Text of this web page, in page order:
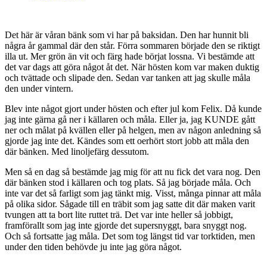
Det här är våran bänk som vi har på baksidan. Den har hunnit bli
några år gammal där den står. Förra sommaren började den se riktigt
illa ut. Mer grön än vit och färg hade börjat lossna. Vi bestämde att
det var dags att göra något åt det. När hösten kom var maken duktig
och tvättade och slipade den. Sedan var tanken att jag skulle måla
den under vintern.
Blev inte något gjort under hösten och efter jul kom Felix. Då kunde
jag inte gärna gå ner i källaren och måla. Eller ja, jag KUNDE gått
ner och målat på kvällen eller på helgen, men av någon anledning så
gjorde jag inte det. Kändes som ett oerhört stort jobb att måla den
där bänken. Med linoljefärg dessutom.
Men så en dag så bestämde jag mig för att nu fick det vara nog. Den
där bänken stod i källaren och tog plats. Så jag började måla. Och
inte var det så farligt som jag tänkt mig. Visst, många pinnar att måla
på olika sidor. Sågade till en träbit som jag satte dit där maken varit
tvungen att ta bort lite ruttet trä. Det var inte heller så jobbigt,
framförallt som jag inte gjorde det supersnyggt, bara snyggt nog.
Och så fortsatte jag måla. Det som tog längst tid var torktiden, men
under den tiden behövde ju inte jag göra något.